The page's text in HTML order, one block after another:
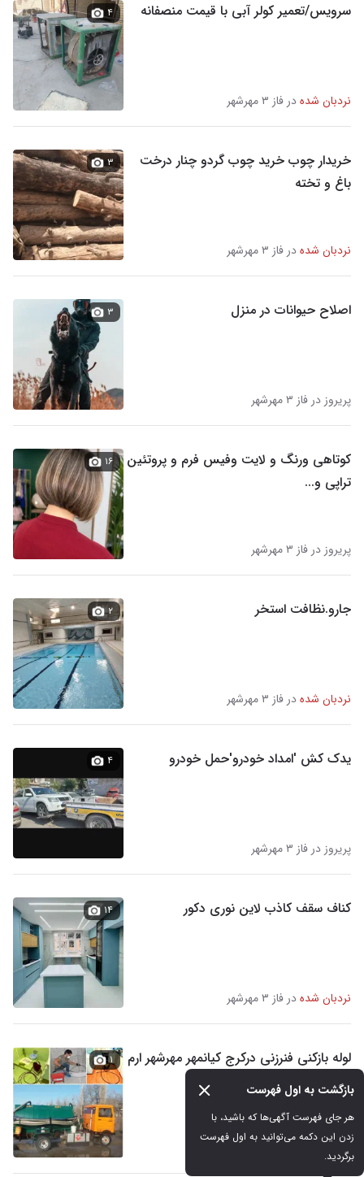
بازگشت به اول فهرست
برگردید.
سرویس/تعمیر کولر آبی با قیمت منصفانه
نردبان شدهدر فاز ۳ مهرشهر
۴
خریدار چوب خرید چوب گردو چنار درخت
باغ و تخته
نردبان شدهدر فاز ۳ مهرشهر
۳
اصلاح حیوانات در منزل
پریروز در فاز ۳ مهرشهر
۳
کوتاهی ورنگ و لایت وفیس فرم و پروتئین
تراپی و...
پریروز در فاز ۳ مهرشهر
۱۶
جارو.نظافت استخر
نردبان شدهدر فاز ۳ مهرشهر
۲
یدک کش 'امداد خودرو'حمل خودرو
پریروز در فاز ۳ مهرشهر
۴
کناف سقف کاذب لاین نوری دکور
نردبان شدهدر فاز ۳ مهرشهر
۱۴
لوله بازکنی فنرزنی درکرج کیانمهر مهرشهر ارم
گلشهر
نردبان شده در فاز ۳ مهرشهر
۱